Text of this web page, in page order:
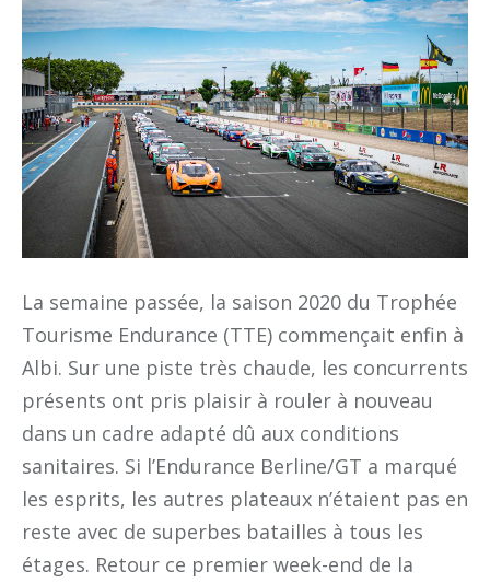
La semaine passée, la saison 2020 du Trophée
Tourisme Endurance (TTE) commençait enfin à
Albi. Sur une piste très chaude, les concurrents
présents ont pris plaisir à rouler à nouveau
dans un cadre adapté dû aux conditions
sanitaires. Si l’Endurance Berline/GT a marqué
les esprits, les autres plateaux n’étaient pas en
reste avec de superbes batailles à tous les
étages. Retour ce premier week-end de la